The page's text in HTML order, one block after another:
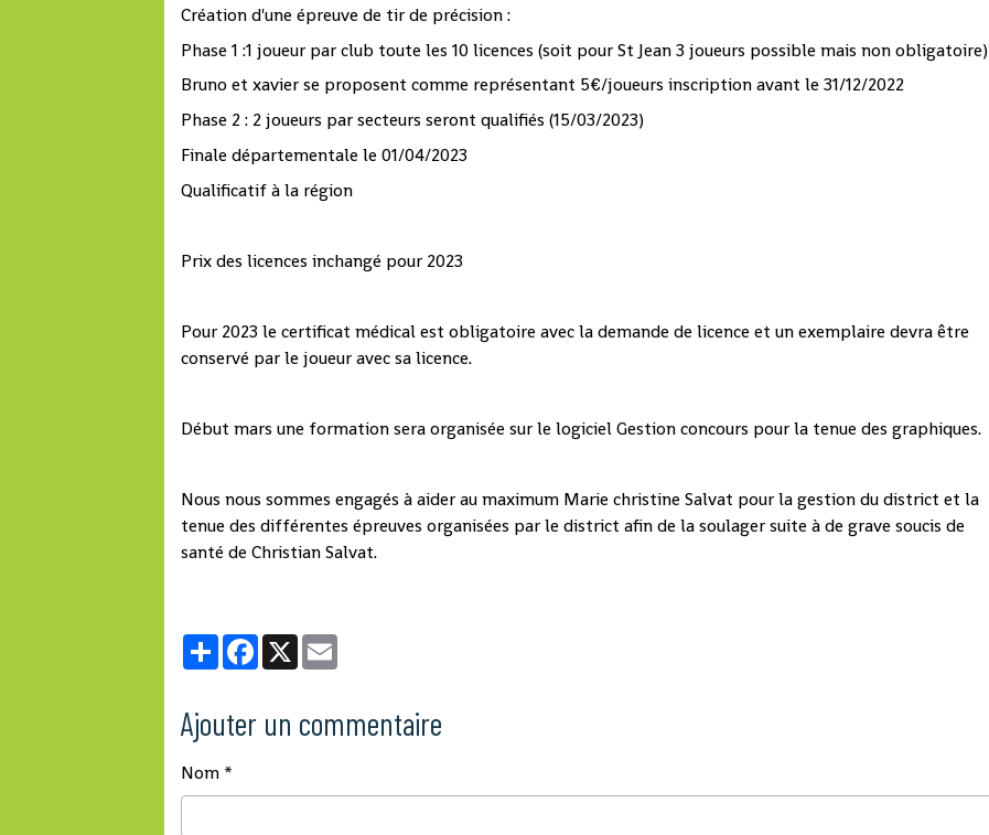
Création d'une épreuve de tir de précision :
Phase 1 :1 joueur par club toute les 10 licences (soit pour St Jean 3 joueurs possible mais non obligatoire)
Bruno et xavier se proposent comme représentant 5€/joueurs inscription avant le 31/12/2022
Phase 2 : 2 joueurs par secteurs seront qualifiés (15/03/2023)
Finale départementale le 01/04/2023
Qualificatif à la région
Prix des licences inchangé pour 2023
Pour 2023 le certificat médical est obligatoire avec la demande de licence et un exemplaire devra être
conservé par le joueur avec sa licence.
Début mars une formation sera organisée sur le logiciel Gestion concours pour la tenue des graphiques.
Nous nous sommes engagés à aider au maximum Marie christine Salvat pour la gestion du district et la
tenue des différentes épreuves organisées par le district afin de la soulager suite à de grave soucis de
santé de Christian Salvat.
PartagerFacebook
X
Ajouter un commentaire
Nom